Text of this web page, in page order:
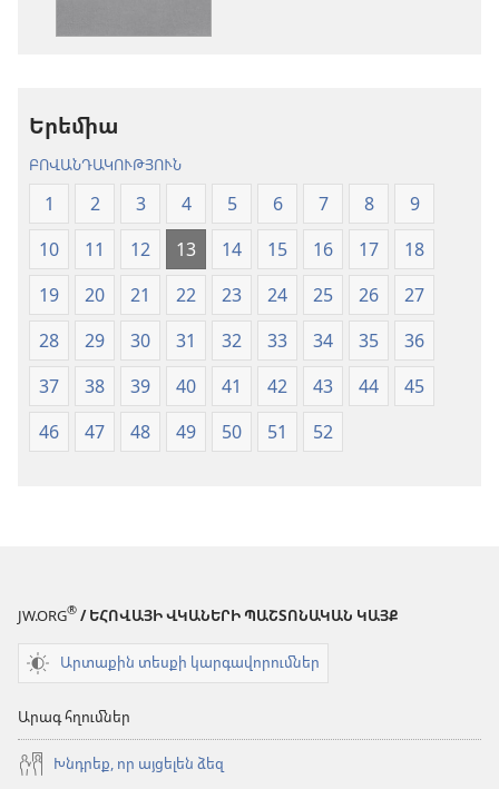
Երեմիա
ԲՈՎԱՆԴԱԿՈՒԹՅՈՒՆ
1 2 3 4 5 6 7 8
9
10
11 12 13 14 15 16 17
18
19
20 21 22 23 24 25 26
27
28
29 30 31 32 33 34 35
36
37
38 39 40 41 42 43 44
45
46
47 48 49 50 51 52
JW.ORG® / ԵՀՈՎԱՅԻ ՎԿԱՆԵՐԻ ՊԱՇՏՈՆԱԿԱՆ ԿԱՅՔ
Արտաքին տեսքի կարգավորումներ
Արագ հղումներ
Խնդրեք, որ այցելեն ձեզ